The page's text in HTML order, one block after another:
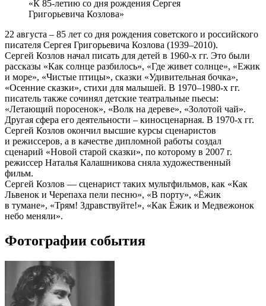
«К 85-летию со дня рождения Сергея
Григорьевича Козлова»
22 августа – 85 лет со дня рождения советского и российского
писателя Сергея Григорьевича Козлова (1939–2010).
Сергей Козлов начал писать для детей в 1960-х гг. Это были
рассказы «Как солнце разбилось», «Где живет солнце», «Ежик
и море», «Чистые птицы», сказки «Удивительная бочка»,
«Осенние сказки», стихи для малышей. В 1970–1980-х гг.
писатель также сочинял детские театральные пьесы:
«Летающий поросенок», «Волк на дереве», «Золотой чай».
Другая сфера его деятельности – киносценарная. В 1970-х гг.
Сергей Козлов окончил высшие курсы сценаристов
и режиссеров, а в качестве дипломной работы создал
сценарий «Новой старой сказки», по которому в 2007 г.
режиссер Наталья Калашникова сняла художественный
фильм.
Сергей Козлов — сценарист таких мультфильмов, как «Как
Львенок и Черепаха пели песню», «В порту», «Ёжик
в тумане», «Трям! Здравствуйте!», «Как Ёжик и Медвежонок
небо меняли».
Фотографии события